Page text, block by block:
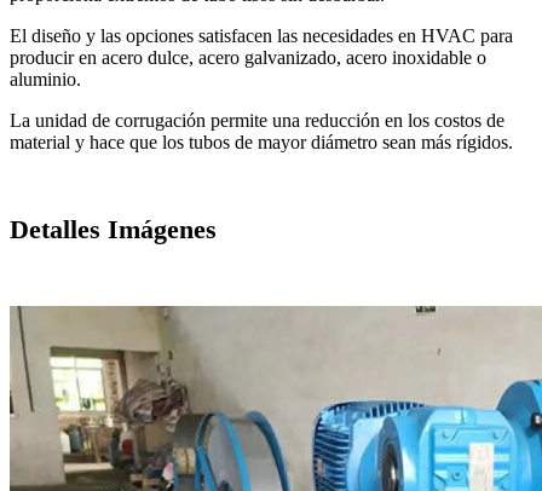
El diseño y las opciones satisfacen las necesidades en HVAC para
producir en acero dulce, acero galvanizado, acero inoxidable o
aluminio.
La unidad de corrugación permite una reducción en los costos de
material y hace que los tubos de mayor diámetro sean más rígidos.
Detalles Imágenes